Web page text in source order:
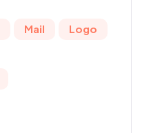
Mail
Logo